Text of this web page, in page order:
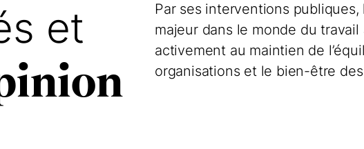
et
Par ses interventions publiques,
majeur dans le monde du
activement au maintien de
organisations et le bien-être